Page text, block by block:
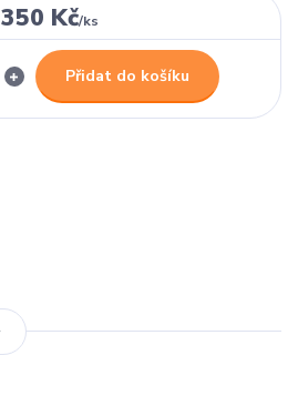
350 Kč/ks
Přidat do košíku